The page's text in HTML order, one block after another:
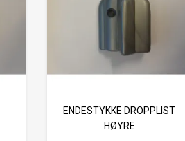
ENDESTYKKE DROPPLIST
HØYRE